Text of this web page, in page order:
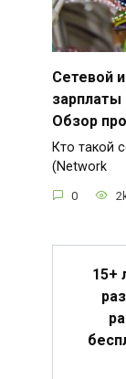
Сетевой
зарплаты
Обзор
Кто такой
(Network
0
15+